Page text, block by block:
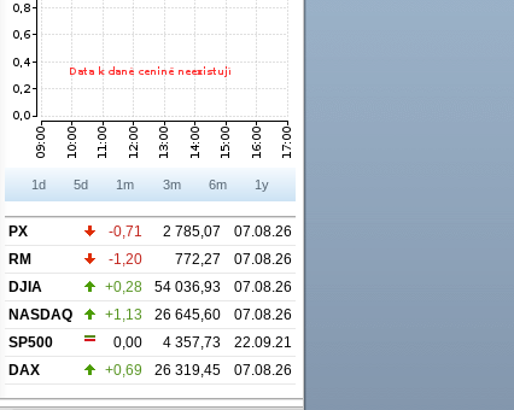
1d 5d 1m 3m 6m 1y
PX -0,71 2 785,07
07.08.26
RM
-1,20 772,27
07.08.26
DJIA
+0,28 54 036,93
07.08.26
NASDAQ
+1,13 26 645,60
07.08.26
SP500
0,00 4 357,73
22.09.21
DAX
+0,69 26 319,45 07.08.26